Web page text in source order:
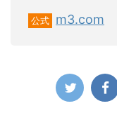
公式 m3.com